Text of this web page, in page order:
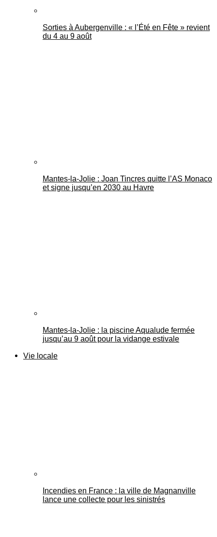
Sorties à Aubergenville : « l’Été en Fête » revient
du 4 au 9 août
Mantes-la-Jolie : Joan Tincres quitte l’AS Monaco
et signe jusqu’en 2030 au Havre
Mantes-la-Jolie : la piscine Aqualude fermée
jusqu’au 9 août pour la vidange estivale
Vie locale
Incendies en France : la ville de Magnanville
lance une collecte pour les sinistrés